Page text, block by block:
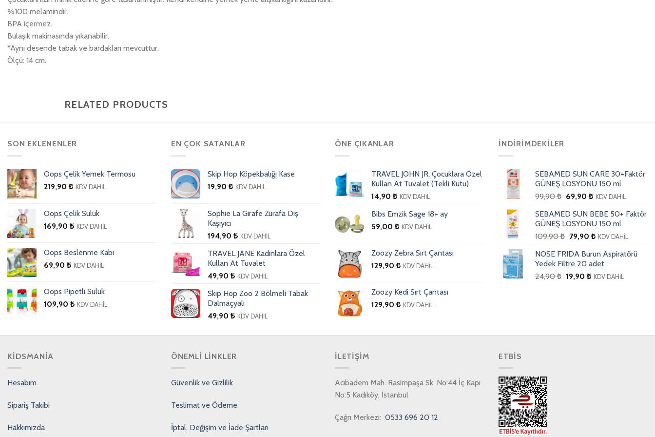
%100 melamindir.
BPA içermez.
Bulaşık makinasında yıkanabilir.
*Aynı desende tabak ve bardakları mevcuttur.
Ölçü: 14 cm.
RELATED PRODUCTS
SON EKLENENLER
Oops Çelik Yemek Termosu
219,90 ₺ KDV DAHİL
Oops Çelik Suluk
169,90 ₺ KDV DAHİL
Oops Beslenme Kabı
69,90 ₺ KDV DAHİL
Oops Pipetli Suluk
109,90 ₺ KDV DAHİL
EN ÇOK SATANLAR
Skip Hop Köpekbalığı Kase
19,90 ₺ KDV DAHİL
Sophie La Girafe Zürafa Diş
Kaşıyıcı
194,90 ₺ KDV DAHİL
TRAVEL JANE Kadınlara Özel
Kullan At Tuvalet
49,90 ₺ KDV DAHİL
Skip Hop Zoo 2 Bölmeli Tabak
Dalmaçyalı
49,90 ₺ KDV DAHİL
ÖNE ÇIKANLAR
TRAVEL JOHN JR. Çocuklara Özel
Kullan At Tuvalet (Tekli Kutu)
14,90 ₺ KDV DAHİL
Bibs Emzik Sage 18+ ay
59,00 ₺ KDV DAHİL
Zoozy Zebra Sırt Çantası
129,90 ₺ KDV DAHİL
Zoozy Kedi Sırt Çantası
129,90 ₺ KDV DAHİL
İNDIRIMDEKILER
SEBAMED SUN CARE 30+Faktör
GÜNEŞ LOSYONU 150 ml
99,90₺ 69,90 ₺ KDV DAHİL
SEBAMED SUN BEBE 50+ Faktör
GÜNEŞ LOSYONU 150 ml
109,90₺ 79,90 ₺ KDV DAHİL
NOSE FRIDA Burun Aspiratörü
Yedek Filtre 20 adet
24,90₺ 19,90 ₺ KDV DAHİL
KIDSMANIA
Hesabım
Sipariş Takibi
Hakkımızda
ÖNEMLI LINKLER
Güvenlik ve Gizlilik
Teslimat ve Ödeme
İptal, Değişim ve İade Şartları
İLETIŞIM
Acıbadem Mah. Rasimpaşa Sk. No:44 İç Kapı
No:5 Kadıköy, İstanbul
Çağrı Merkezi: 0533 696 20 12
ETBİS